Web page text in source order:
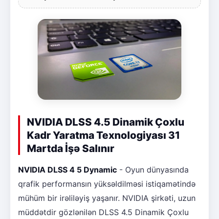
NVIDIA DLSS 4.5 Dinamik Çoxlu
Kadr Yaratma Texnologiyası 31
Martda İşə Salınır
NVIDIA DLSS 4 5 Dynamic - Oyun dünyasında
qrafik performansın yüksəldilməsi istiqamətində
mühüm bir irəliləyiş yaşanır. NVIDIA şirkəti, uzun
müddətdir gözlənilən DLSS 4.5 Dinamik Çoxlu